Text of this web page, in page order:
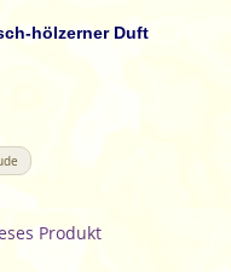
hölzerner Duft
Produkt